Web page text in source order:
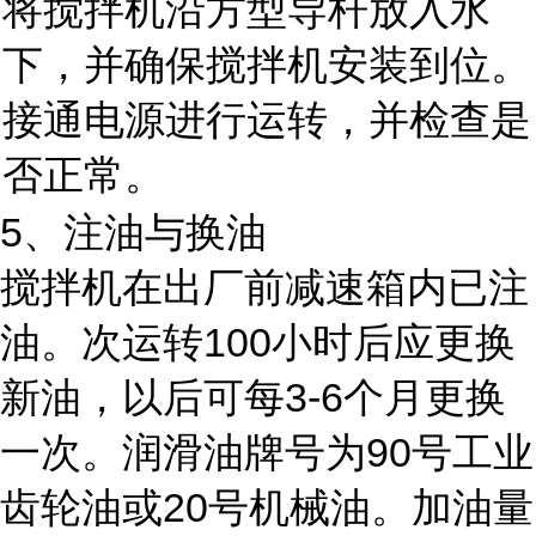
将搅拌机沿方型导杆放入水
下，并确保搅拌机安装到位。
接通电源进行运转，并检查是
否正常。
5、注油与换油
搅拌机在出厂前减速箱内已注
油。次运转100小时后应更换
新油，以后可每3-6个月更换
一次。润滑油牌号为90号工业
齿轮油或20号机械油。加油量